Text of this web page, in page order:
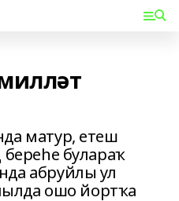
матур, етеш
булараҡ
абруйлы ул
ошо йортҡа